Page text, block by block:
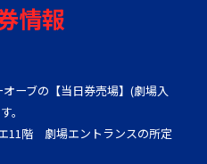
情報
ーブの【当日券売場】(劇場入
。
11階 劇場エントランスの所定